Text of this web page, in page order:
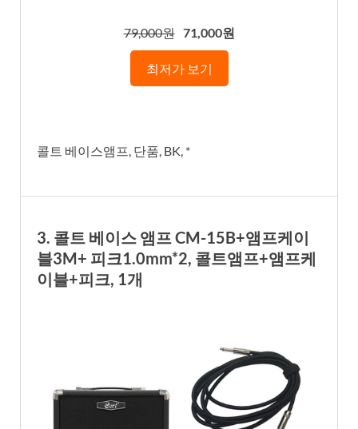
79,000원 71,000원
최저가 보기
콜트 베이스앰프, 단품, BK, *
3. 콜트 베이스 앰프 CM-15B+앰프케이
블3M+ 피크1.0mm*2, 콜트앰프+앰프케
이블+피크, 1개